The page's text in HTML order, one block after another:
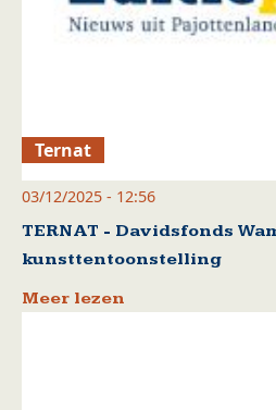
Ternat
03/12/2025 - 12:56
TERNAT - Davidsfonds
kunsttentoonstelling
Meer lezen